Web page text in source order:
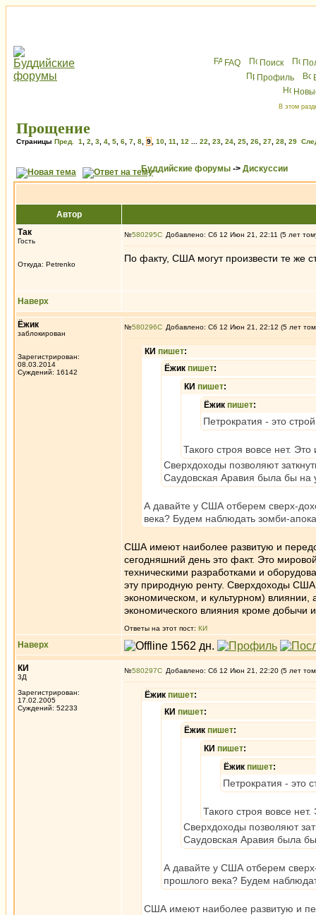
FAQ Поиск
Профиль
В этом
Прощение
Страницы Пред. 1 2 3 4 5 6 7 8 9 10 11 12 22 23 24 25 26 27 28 29
Буддийские форумы -> Дискуссии
Автор
Так
Гость
Откуда: Petrenko
№580295 Добавлено: Сб 12 Июн 21, 22:11 (5 лет
По факту, США могут произвести те же
Наверх
Ёжик
заблокирован
Зарегистрирован:
08.03.2014
Суждений: 16142
№580296 Добавлено: Сб 12 Июн 21, 22:12 (5 лет
КИ пишет:
Ёжик пишет:
КИ пишет:
Ёжик пишет:
Петрократия - это
Такого строя вовсе нет.
Сверхдоходы позволяют
Саудовская Аравия была бы
А давайте у США отберем сверх-
века? Будем наблюдать зомби-
США имеют наиболее развитую и
сегодняшний день это факт. Это
техническими разработками и
эту природную ренту. Сверхдоходы
экономическом, и культурном)
экономического влияния кроме добычи
Ответы на этот пост: КИ
Наверх
КИ
3Д
Зарегистрирован:
17.02.2005
Суждений: 52233
№580297 Добавлено: Сб 12 Июн 21, 22:20 (5 лет
Ёжик пишет:
КИ пишет:
Ёжик пишет:
КИ пишет:
Ёжик пишет:
Петрократия - это
Такого строя вовсе
Сверхдоходы позволяют
Саудовская Аравия была
А давайте у США отберем
прошлого века? Будем
США имеют наиболее развитую и